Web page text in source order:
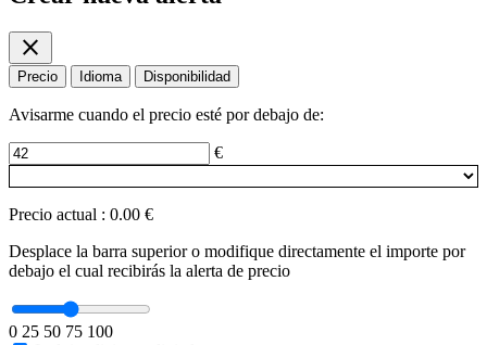
close
Precio Idioma Disponibilidad
Avisarme cuando el precio esté por debajo de:
€
Precio actual : 0.00 €
Desplace la barra superior o modifique directamente el importe por
debajo el cual recibirás la alerta de precio
0 25 50 75 100